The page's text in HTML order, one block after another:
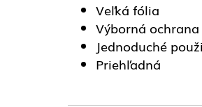
Veľká fólia
Výborná ochrana
Jednoduché
Priehľadná